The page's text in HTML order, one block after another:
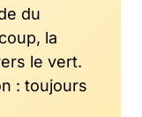
du
la
le vert.
: toujours